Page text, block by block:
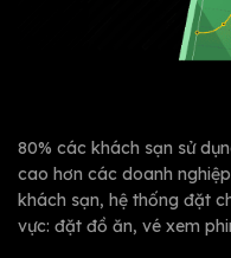
80% các khách sạn sử
cao hơn các doanh
khách sạn, hệ thống đặt
vực: đặt đồ ăn, vé xem